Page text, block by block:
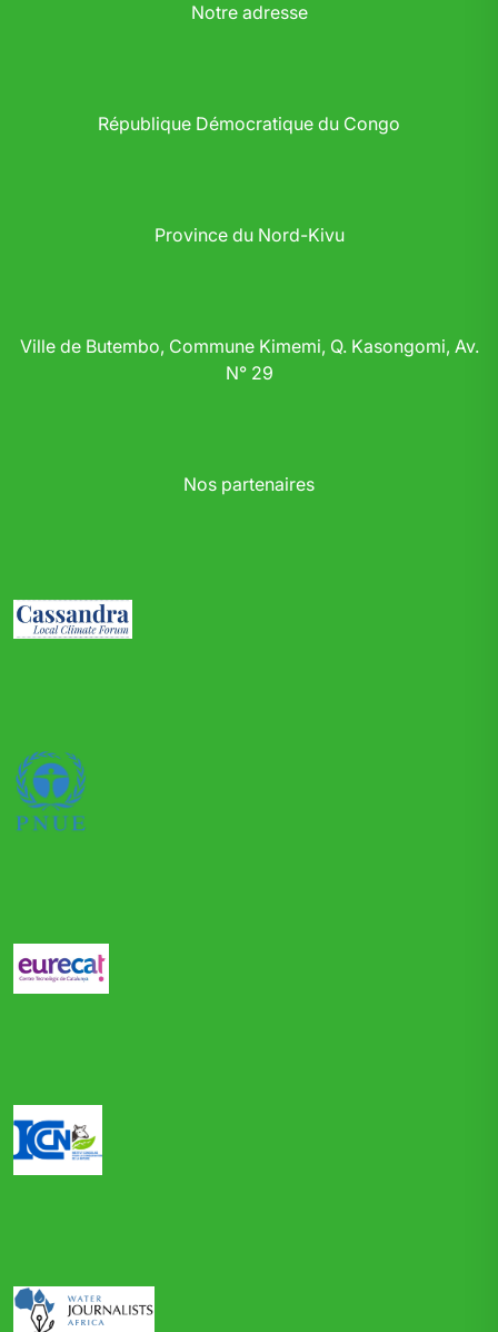
Notre adresse
République Démocratique du Congo
Province du Nord-Kivu
Ville de Butembo, Commune Kimemi, Q. Kasongomi, Av.
N° 29
Nos partenaires